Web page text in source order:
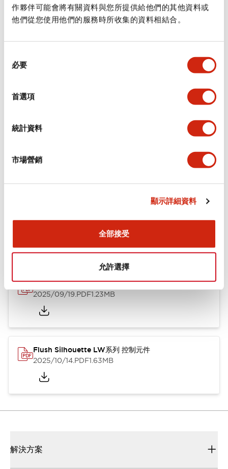
作夥伴可能會將有關資料與您所提供給他們的其他資料或
他們從您使用他們的服務時所收集的資料相結合。
必要
首選項
統計資料
市場營銷
顯示詳細資料
全部接受
允許選擇
審美規範
環境規範
功能規格
Flush Silhouette LW系列 控制元件 (英文版)
2025/09/19.PDF1.23MB
Flush Silhouette LW系列 控制元件
2025/10/14.PDF1.63MB
解決方案